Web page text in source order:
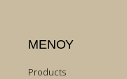
ΜΕΝΟΥ
Products